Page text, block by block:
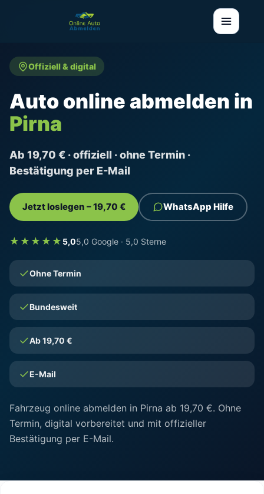
Offiziell & digital
Auto online abmelden in
Pirna
Ab 19,70 € · offiziell · ohne Termin ·
Bestätigung per E-Mail
Jetzt loslegen – 19,70 € WhatsApp Hilfe
★★★★★ 5,05,0 Google · 5,0 Sterne
Ohne Termin
Bundesweit
Ab 19,70 €
E-Mail
Fahrzeug online abmelden in Pirna ab 19,70 €. Ohne
Termin, digital vorbereitet und mit offizieller
Bestätigung per E-Mail.